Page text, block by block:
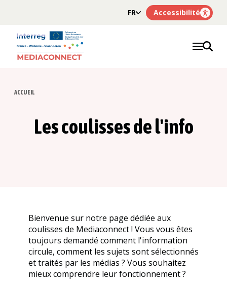
FR Accessibilité
Nos articles
Les coulisses de l'info
ACCUEIL
Les coulisses de l'info
Bienvenue sur notre page dédiée aux
coulisses de Mediaconnect ! Vous vous êtes
toujours demandé comment l'information
circule, comment les sujets sont sélectionnés
et traités par les médias ? Vous souhaitez
mieux comprendre leur fonctionnement ?